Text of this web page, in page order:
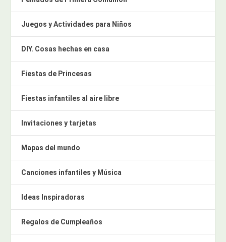
Juegos y Actividades para Niños
DIY. Cosas hechas en casa
Fiestas de Princesas
Fiestas infantiles al aire libre
Invitaciones y tarjetas
Mapas del mundo
Canciones infantiles y Música
Ideas Inspiradoras
Regalos de Cumpleaños